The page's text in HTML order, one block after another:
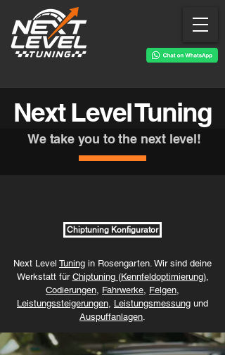
Next Level Tuning
We take you to the next level!
Chiptuning Konfigurator
Next Level Tuning in Rosengarten. Wir sind deine
Werkstatt für Chiptuning (Kennfeldoptimierung),
Codierungen, Fahrwerke, Felgen,
Leistungssteigerungen, Leistungsmessung und
Auspuffanlagen.